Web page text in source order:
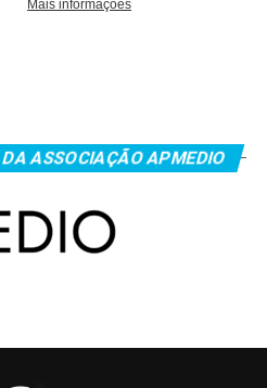
ASSOCIAÇÃO APMEDIO